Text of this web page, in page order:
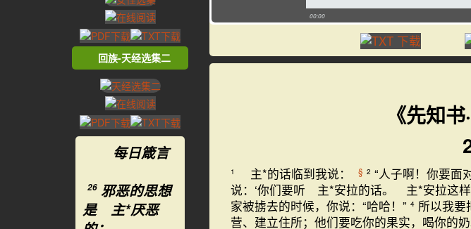
00:00
《先知
1 主*的话临到我说： § 2 “人子啊！你要面
说：‘你们要听 主*安拉的话。 主*安拉这
家被掳去的时候，你说：“哈哈！” 4 所以我要
营、建立住所；他们要吃你的果实，喝你的奶
回族-天经选集二
每日箴言
26 邪恶的思想
是 主*厌恶